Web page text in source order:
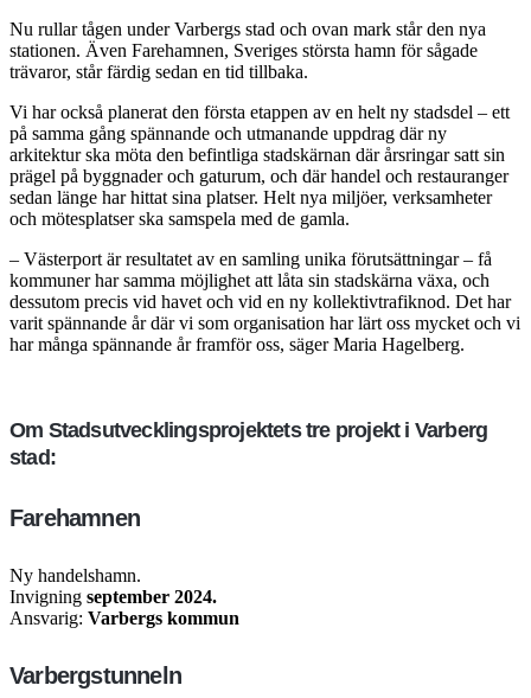
Nu rullar tågen under Varbergs stad och ovan mark står den nya
stationen. Även Farehamnen, Sveriges största hamn för sågade
trävaror, står färdig sedan en tid tillbaka.
Vi har också planerat den första etappen av en helt ny stadsdel – ett
på samma gång spännande och utmanande uppdrag där ny
arkitektur ska möta den befintliga stadskärnan där årsringar satt sin
prägel på byggnader och gaturum, och där handel och restauranger
sedan länge har hittat sina platser. Helt nya miljöer, verksamheter
och mötesplatser ska samspela med de gamla.
– Västerport är resultatet av en samling unika förutsättningar – få
kommuner har samma möjlighet att låta sin stadskärna växa, och
dessutom precis vid havet och vid en ny kollektivtrafiknod. Det har
varit spännande år där vi som organisation har lärt oss mycket och vi
har många spännande år framför oss, säger Maria Hagelberg.
Om Stads­utvecklings­projektets tre projekt i Varberg
stad:
Farehamnen
Ny handelshamn.
Invigning september 2024.
Ansvarig: Varbergs kommun
Varbergstunneln